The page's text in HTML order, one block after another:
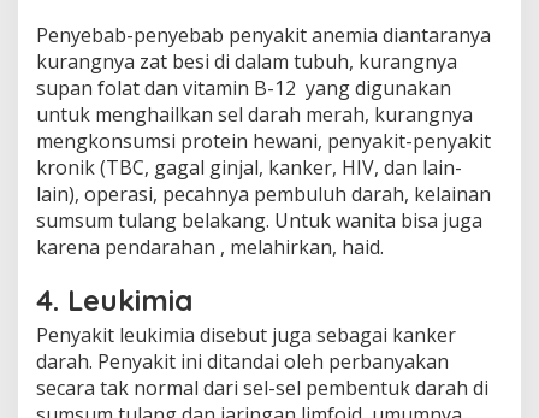
Penyebab-penyebab penyakit anemia diantaranya
kurangnya zat besi di dalam tubuh, kurangnya
supan folat dan vitamin B-12 yang digunakan
untuk menghailkan sel darah merah, kurangnya
mengkonsumsi protein hewani, penyakit-penyakit
kronik (TBC, gagal ginjal, kanker, HIV, dan lain-
lain), operasi, pecahnya pembuluh darah, kelainan
sumsum tulang belakang. Untuk wanita bisa juga
karena pendarahan , melahirkan, haid.
4. Leukimia
Penyakit leukimia disebut juga sebagai kanker
darah. Penyakit ini ditandai oleh perbanyakan
secara tak normal dari sel-sel pembentuk darah di